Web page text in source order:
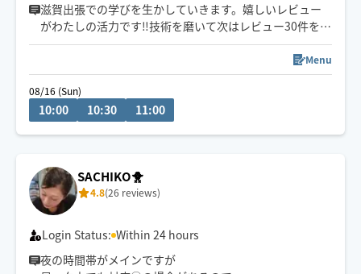
滋賀出張での学びを生かしていきます。嬉しいレビュー
がわたしの活力です‼︎技術を磨いて次はレビュー30件を目
指します✨対応可能時間外（早朝夜間も含）でも施術が可
能な場合がありますので、遠慮なく‼︎どんどんお問い合わ
せくださいね〜📩
Menu
08/16 (Sun)
10:00 10:30 11:00
SACHIKO🐥
4.8(26 reviews)
Login Status: Within 24 hours
夜の時間帯がメインですが